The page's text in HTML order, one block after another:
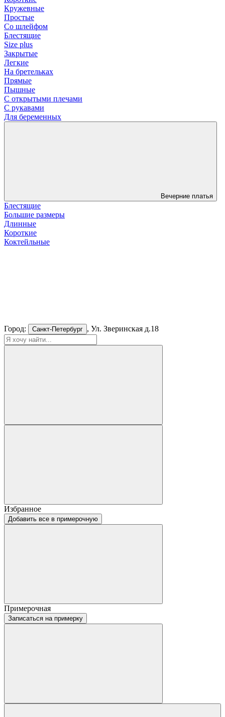
Кружевные
Простые
Со шлейфом
Блестящие
Size plus
Закрытые
Легкие
На бретельках
Прямые
Пышные
С открытыми плечами
С рукавами
Для беременных
Вечерние платья
Блестящие
Большие размеры
Длинные
Короткие
Коктейльные
Город: Санкт-Петербург , Ул. Зверинская д.18
Избранное
Добавить все в примерочную
Примерочная
Записаться на примерку